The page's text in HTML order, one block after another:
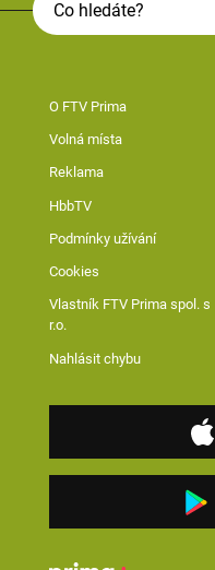
O FTV Prima
Volná místa
Reklama
HbbTV
Podmínky užívání
Cookies
Vlastník FTV Prima spol. s
r.o.
Nahlásit chybu